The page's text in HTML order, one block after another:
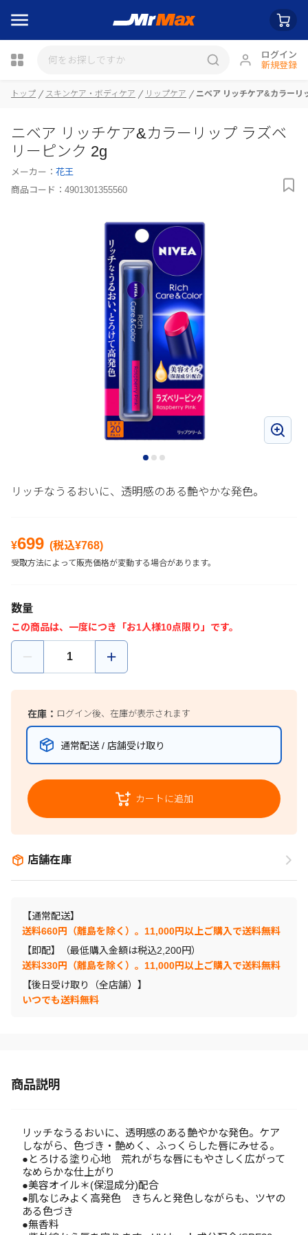
ログイン
新規登録
トップ スキンケア・ボディケア リップケア ニベア リッチケア&カラーリ
ニベア リッチケア&カラーリップ ラズベ
リーピンク 2g
メーカー： 花王
商品コード： 4901301355560
リッチなうるおいに、透明感のある艶やかな発色。
¥699 (税込¥768)
受取方法によって販売価格が変動する場合があります。
数量
この商品は、一度につき「お1人様10点限り」です。
在庫： ログイン後、在庫が表示されます
通常配送 / 店舗受け取り
カートに追加
店舗在庫
【通常配送】
送料660円（離島を除く）。11,000円以上ご購入で送料無料
【即配】（最低購入金額は税込2,200円）
送料330円（離島を除く）。11,000円以上ご購入で送料無料
【後日受け取り（全店舗）】
いつでも送料無料
商品説明
リッチなうるおいに、透明感のある艶やかな発色。ケア
しながら、色づき・艶めく、ふっくらした唇にみせる。
●とろける塗り心地 荒れがちな唇にもやさしく広がって
なめらかな仕上がり
●美容オイル＊(保湿成分)配合
●肌なじみよく高発色 きちんと発色しながらも、ツヤの
ある色づき
●無香料